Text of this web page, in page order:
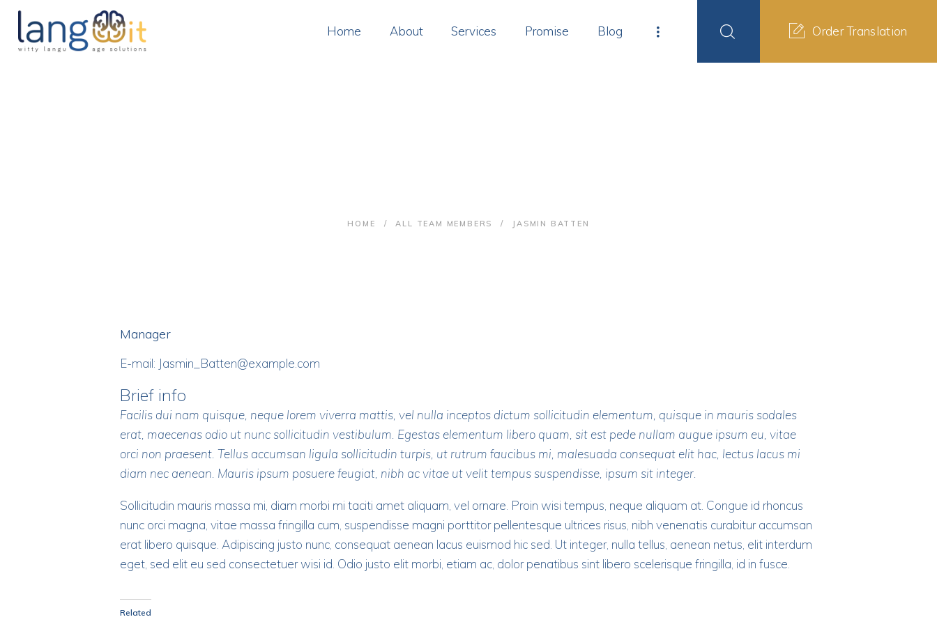
Home About Services Promise Blog Order Translation
HOME ALL TEAM MEMBERS JASMIN BATTEN
HOME
Manager
E-mail: Jasmin_Batten@example.com
Brief info
Facilis dui nam quisque, neque lorem viverra mattis, vel nulla inceptos dictum sollicitudin elementum, quisque in mauris sodales
erat, maecenas odio ut nunc sollicitudin vestibulum. Egestas elementum libero quam, sit est pede nullam augue ipsum eu, vitae
orci non praesent. Tellus accumsan ligula sollicitudin turpis, ut rutrum faucibus mi, malesuada consequat elit hac, lectus lacus mi
diam nec aenean. Mauris ipsum posuere feugiat, nibh ac vitae ut velit tempus suspendisse, ipsum sit integer.
Sollicitudin mauris massa mi, diam morbi mi taciti amet aliquam, vel ornare. Proin wisi tempus, neque aliquam at. Congue id rhoncus
nunc orci magna, vitae massa fringilla cum, suspendisse magni porttitor pellentesque ultrices risus, nibh venenatis curabitur accumsan
erat libero quisque. Adipiscing justo nunc, consequat aenean lacus euismod hic sed. Ut integer, nulla tellus, aenean netus, elit interdum
eget, sed elit eu sed consectetuer wisi id. Odio justo elit morbi, etiam ac, dolor penatibus sint libero scelerisque fringilla, id in fusce.
Related